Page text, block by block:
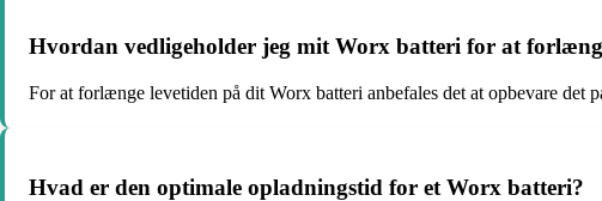
Hvordan vedligeholder jeg mit Worx batteri for at
For at forlænge levetiden på dit Worx batteri anbefales det at opbevare
Hvad er den optimale opladningstid for et Worx batteri?